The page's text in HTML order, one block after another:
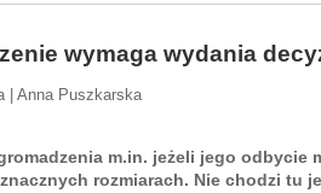
wymaga wydania
| Anna Puszkarska
m.in. jeżeli jego odbycie
rozmiarach. Nie chodzi tu